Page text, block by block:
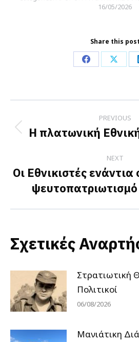
16/05/2026
Share this post
Share
Facebook
Share
X
navigation
PREVIOUS
Η πλατωνική
NEXT
Next
post:
Οι Εθνικιστές
ψευτοπατριωτισμό
Σχετικές
Στρατιωτική
Πολιτικοί
06/08/2026
Μανιάτικη